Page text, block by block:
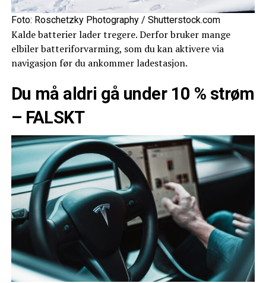
Foto: Roschetzky Photography / Shutterstock.com
Kalde batterier lader tregere. Derfor bruker mange
elbiler batteriforvarming, som du kan aktivere via
navigasjon før du ankommer ladestasjon.
Du må aldri gå under 10 % strøm
– FALSKT